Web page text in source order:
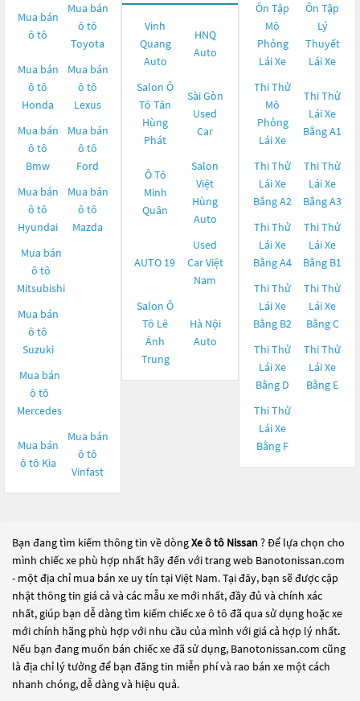
Mua bán
ô tô
Mua bán
ô tô
Toyota
Mua bán
ô tô
Honda
Mua bán
ô tô
Lexus
Mua bán
ô tô
Bmw
Mua bán
ô tô
Ford
Mua bán
ô tô
Hyundai
Mua bán
ô tô
Mazda
Mua bán
ô tô
Mitsubishi
Mua bán
ô tô
Suzuki
Mua bán
ô tô
Mercedes
Mua bán
ô tô Kia
Mua bán
ô tô
Vinfast
Vinh
Quang
Auto
HNQ
Auto
Salon Ô
Tô Tân
Hùng
Phát
Sài Gòn
Used
Car
Ô Tô
Minh
Quân
Salon
Việt
Hùng
Auto
AUTO 19
Used
Car Việt
Nam
Salon Ô
Tô Lê
Ánh
Trung
Hà Nội
Auto
Ôn Tập
Mô
Phỏng
Lái Xe
Ôn Tập
Lý
Thuyết
Lái Xe
Thi Thử
Mô
Phỏng
Lái Xe
Thi Thử
Lái Xe
Bằng A1
Thi Thử
Lái Xe
Bằng A2
Thi Thử
Lái Xe
Bằng A3
Thi Thử
Lái Xe
Bằng A4
Thi Thử
Lái Xe
Bằng B1
Thi Thử
Lái Xe
Bằng B2
Thi Thử
Lái Xe
Bằng C
Thi Thử
Lái Xe
Bằng D
Thi Thử
Lái Xe
Bằng E
Thi Thử
Lái Xe
Bằng F
Bạn đang tìm kiếm thông tin về dòngXe ô tô Nissan? Để lựa chọn cho
mình chiếc xe phù hợp nhất hãy đến với trang web Banotonissan.com
- một địa chỉ mua bán xe uy tín tại Việt Nam. Tại đây, bạn sẽ được cập
nhật thông tin giá cả và các mẫu xe mới nhất, đầy đủ và chính xác
nhất, giúp bạn dễ dàng tìm kiếm chiếc xe ô tô đã qua sử dụng hoặc xe
mới chính hãng phù hợp với nhu cầu của mình với giá cả hợp lý nhất.
Nếu bạn đang muốn bán chiếc xe đã sử dụng, Banotonissan.com cũng
là địa chỉ lý tưởng để bạn đăng tin miễn phí và rao bán xe một cách
nhanh chóng, dễ dàng và hiệu quả.